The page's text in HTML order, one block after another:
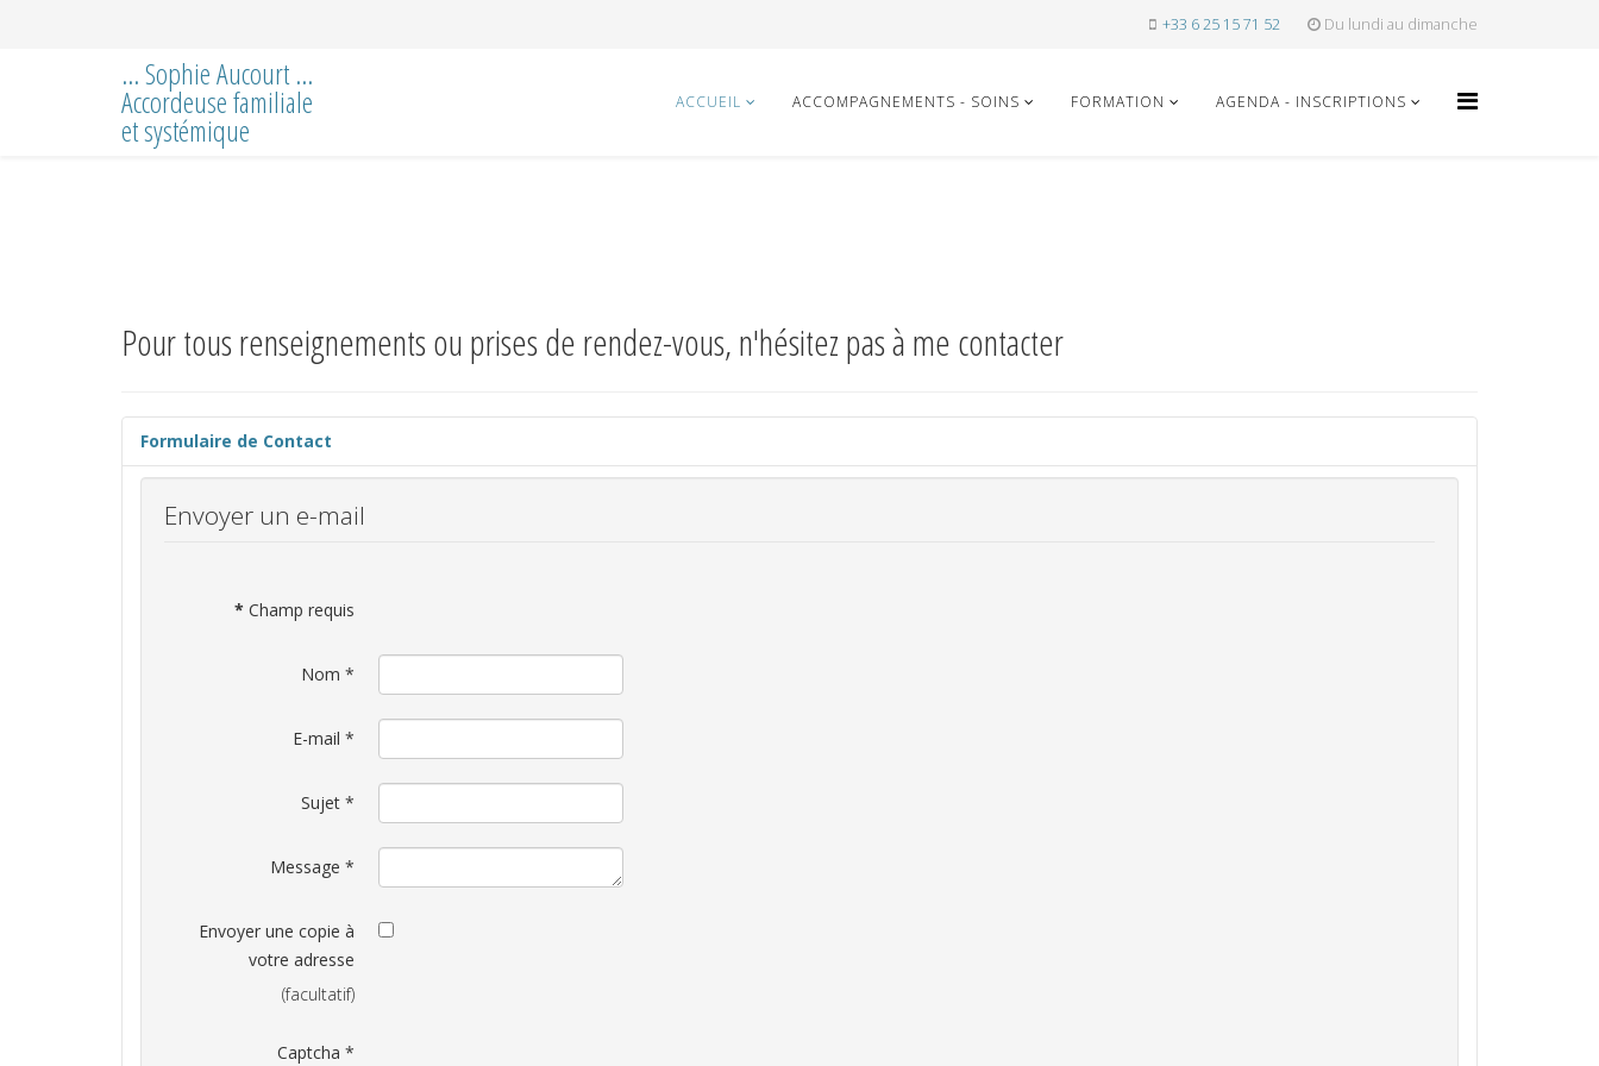
+33 6 25 15 71 52 Du lundi au dimanche
... Sophie Aucourt ...
Accordeuse familiale
et systémique
ACCUEIL ACCOMPAGNEMENTS - SOINS FORMATION AGENDA - INSCRIPTIONS
Pour tous renseignements ou prises de rendez-vous, n'hésitez pas à me contacter
Formulaire de Contact
Envoyer un e-mail
* Champ requis
Nom *
E-mail *
Sujet *
Message *
Envoyer une copie à
votre adresse
(facultatif)
Captcha *